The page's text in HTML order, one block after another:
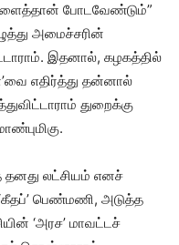
போடவேண்டும்”
அமைச்சரின்
இதனால், கழகத்தில்
எதிர்த்து தன்னால்
துறைக்கு
தனது லட்சியம் எனச்
பெண்மணி, அடுத்த
‘அரச’ மாவட்டச்